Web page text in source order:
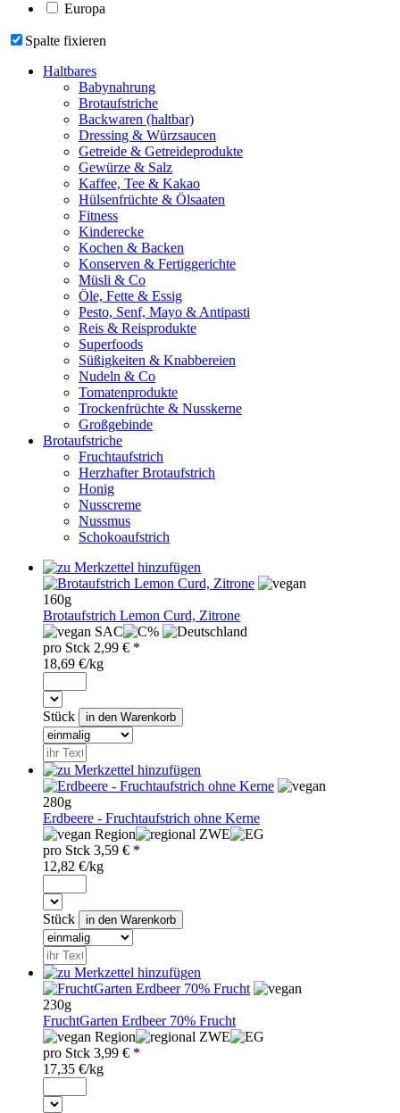
Europa
Spalte fixieren
Haltbares
Babynahrung
Brotaufstriche
Backwaren (haltbar)
Dressing & Würzsaucen
Getreide & Getreideprodukte
Gewürze & Salz
Kaffee, Tee & Kakao
Hülsenfrüchte & Ölsaaten
Fitness
Kinderecke
Kochen & Backen
Konserven & Fertiggerichte
Müsli & Co
Öle, Fette & Essig
Pesto, Senf, Mayo & Antipasti
Reis & Reisprodukte
Superfoods
Süßigkeiten & Knabbereien
Nudeln & Co
Tomatenprodukte
Trockenfrüchte & Nusskerne
Großgebinde
Brotaufstriche
Fruchtaufstrich
Herzhafter Brotaufstrich
Honig
Nusscreme
Nussmus
Schokoaufstrich
160g
Brotaufstrich Lemon Curd, Zitrone
SAC
pro Stck 2,99 € *
18,69 €/kg
Stück
280g
Erdbeere - Fruchtaufstrich ohne Kerne
Region
ZWE
pro Stck 3,59 € *
12,82 €/kg
Stück
230g
FruchtGarten Erdbeer 70% Frucht
Region
ZWE
pro Stck 3,99 € *
17,35 €/kg